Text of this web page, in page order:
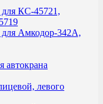
для КС-45721,
для Амкодор-342А,
автокрана
левого